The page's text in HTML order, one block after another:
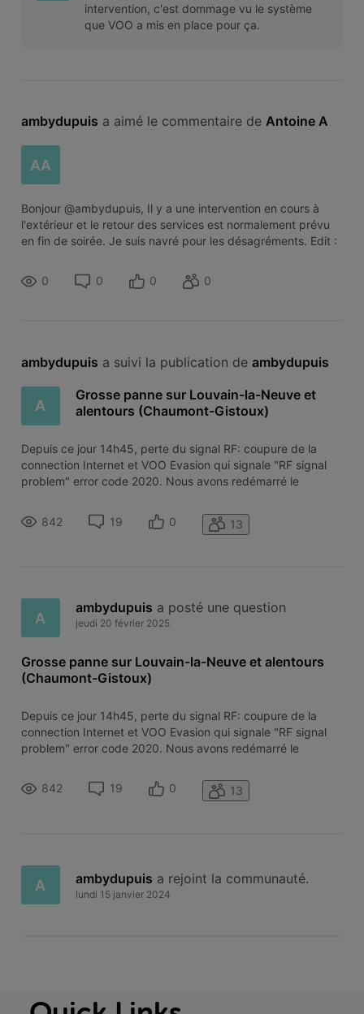
intervention, c'est dommage vu le système
que VOO a mis en place pour ça.
ambydupuis a aimé le commentaire de Antoine A
AA
Bonjour @ambydupuis, Il y a une intervention en cours à
l'extérieur et le retour des services est normalement prévu
en fin de soirée. Je suis navré pour les désagréments. Edit :
l'intervention touc
0 0 0 0
ambydupuis a suivi la publication de ambydupuis
A
Grosse panne sur Louvain-la-Neuve et
alentours (Chaumont-Gistoux)
Depuis ce jour 14h45, perte du signal RF: coupure de la
connection Internet et VOO Evasion qui signale "RF signal
problem" error code 2020. Nous avons redémarré le
expliquent cette coupure ? (1h30 déjà)
842 19 0 13
A
ambydupuis a posté une question
jeudi 20 février 2025
Grosse panne sur Louvain-la-Neuve et alentours
(Chaumont-Gistoux)
Depuis ce jour 14h45, perte du signal RF: coupure de la
connection Internet et VOO Evasion qui signale "RF signal
problem" error code 2020. Nous avons redémarré le
expliquent cette coupure ? (1h30 déjà)
842 19 0 13
A ambydupuis a rejoint la communauté.
lundi 15 janvier 2024